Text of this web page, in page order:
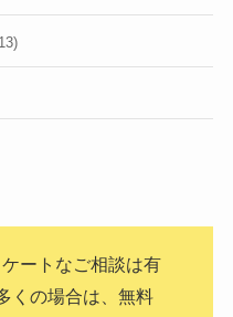
ートなご相談は有
くの場合は、無料